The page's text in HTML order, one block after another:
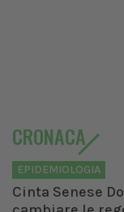
CRONACA
EPIDEMIOLOGIA
Cinta Senese